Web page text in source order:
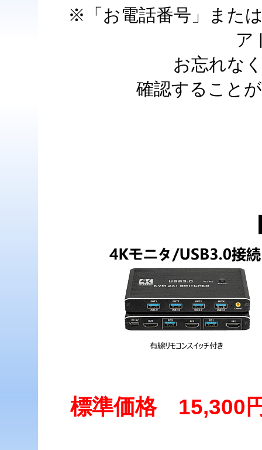
※「お電話番号」また
ア
お忘れな
確認すること
標準価格 15,300